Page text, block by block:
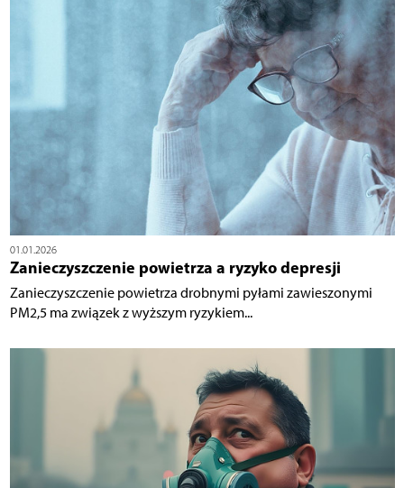
01.01.2026
Zanieczyszczenie powietrza a ryzyko depresji
Zanieczyszczenie powietrza drobnymi pyłami zawieszonymi
PM2,5 ma związek z wyższym ryzykiem...